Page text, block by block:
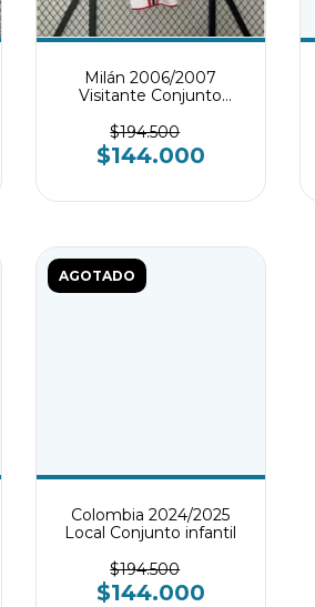
Milán 2006/2007
Visitante Conjunto
$194.500
$144.000
AGOTADO
Colombia 2024/2025
Local Conjunto infantil
$194.500
$144.000